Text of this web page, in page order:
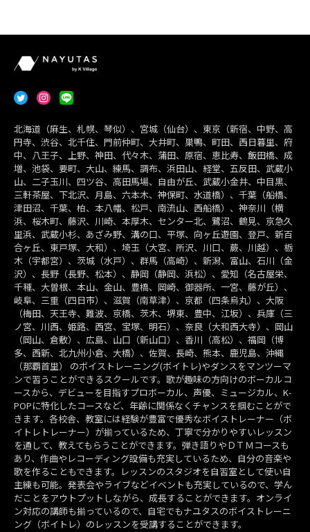
北海道（麻生、札幌、琴似）、宮城（仙台）、東京（新宿、中野、高
円寺、渋谷、北千住、門前仲町、大井町、巣鴨、町田、西日暮里、府
中、八王子、上野、神田、代々木、蒲田、原宿、恵比寿、飯田橋、成
増、池袋、要町、大山、練馬、調布、浜田山、経堂、五反田、武蔵小
山、二子玉川、四ツ谷、高田馬場、自由が丘、武蔵小金井、中目黒、
三軒茶屋、下北沢、月島、六本木、神保町、水道橋）、千葉（船橋、
津田沼、千葉、柏、本八幡、松戸、南流山、西船橋）、神奈川（横
浜、桜木町、藤沢、川崎、本厚木、センター北、鷺沼、鶴見、京急久
里浜、武蔵小杉、あざみ野、溝の口、平塚、向ヶ丘遊園、登戸、新百
合ヶ丘、東戸塚、大和）、埼玉（大宮、所沢、川口、蕨、川越）、栃
木（宇都宮）、茨城（水戸）、群馬（高崎）、新潟、富山、石川（金
沢）、長野（長野、松本）、静岡（静岡、浜松）、愛知（名古屋栄、
千種、大曽根、本山、金山、豊橋、岡崎、御器所、一宮、藤が丘）、
岐阜、三重（四日市）、滋賀（南草津）、京都（四条烏丸）、大阪
（梅田、天王寺、難波、京橋、茨木、堺東、豊中、江坂）、兵庫（三
ノ宮、川西、姫路、西宮、宝塚、明石）、奈良（大和西大寺）、岡山
（岡山、倉敷）、広島、山口（新山口）、香川（高松）、福岡（博
多、西新、北九州小倉、大橋）、佐賀、長崎、熊本、鹿児島、沖縄
（那覇首里） のボイストレーニング(ボイトレ)やダンスをマンツーマ
ンで習うことができるスクールです。歌が趣味の方向けのボーカルコ
ースから、デビューを目指すプロボーカル、声優、ミュージカル、K-
POPに特化したコースなど、年齢に関係なくチャンスを掴むことがで
きます。各校舎、教室には経験が豊富で優秀なボイストレーナー（ボ
イトレトレーナー）が揃っているため、丁寧で分かりやすいレッスン
を通して、教えてもらうことができます。弾き語りやＤＴＭコースも
あり、作曲やレコーディング設備も充実しているため、自分の音楽や
歌を作ることもできます。レッスンのスタジオを自習室として使い自
主練も可能。発表会やライブなどイベントも充実しているので、学ん
だことをアウトプットしながら、成長することができます。オンライ
ン対応の講師も揃っているので、自宅でもナユタスのボイストレーニ
ング（ボイトレ）のレッスンを受講することができます。